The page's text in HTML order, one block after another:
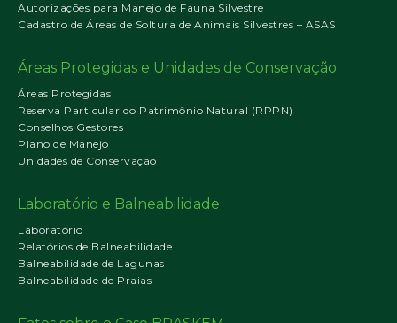
Autorizações para Manejo de Fauna Silvestre
Cadastro de Áreas de Soltura de Animais Silvestres – ASAS
Áreas Protegidas e Unidades de Conservação
Áreas Protegidas
Reserva Particular do Patrimônio Natural (RPPN)
Conselhos Gestores
Plano de Manejo
Unidades de Conservação
Laboratório e Balneabilidade
Laboratório
Relatórios de Balneabilidade
Balneabilidade de Lagunas
Balneabilidade de Praias